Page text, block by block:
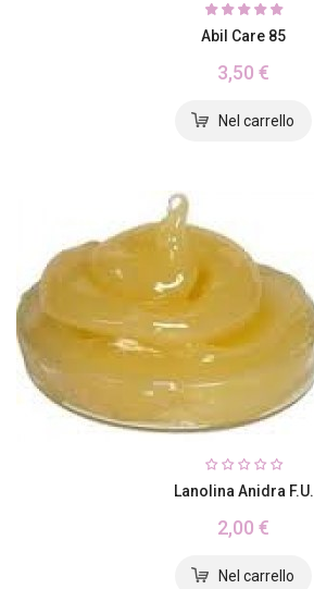
Abil Care 85
3,50 €
Lanolina Anidra F.U.
2,00 €